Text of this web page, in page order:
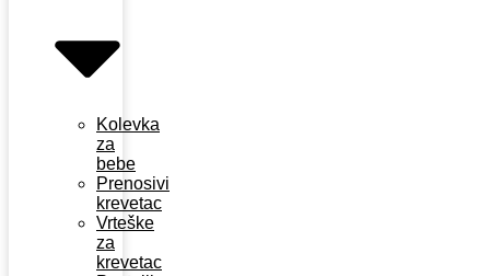
Kolevka
za
bebe
Prenosivi
krevetac
Vrteške
za
krevetac